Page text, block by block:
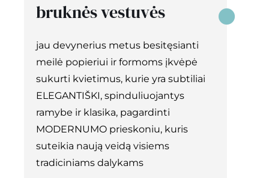
bruknės vestuvės
popieriniai dalykai
tinklaraštis
kontaktai
bruknės vestuvės
jau devynerius metus besitęsianti
meilė popieriui ir formoms įkvėpė
sukurti kvietimus, kurie yra subtiliai
ELEGANTIŠKI, spinduliuojantys
ramybe ir klasika, pagardinti
MODERNUMO prieskoniu, kuris
suteikia naują veidą visiems
tradiciniams dalykams